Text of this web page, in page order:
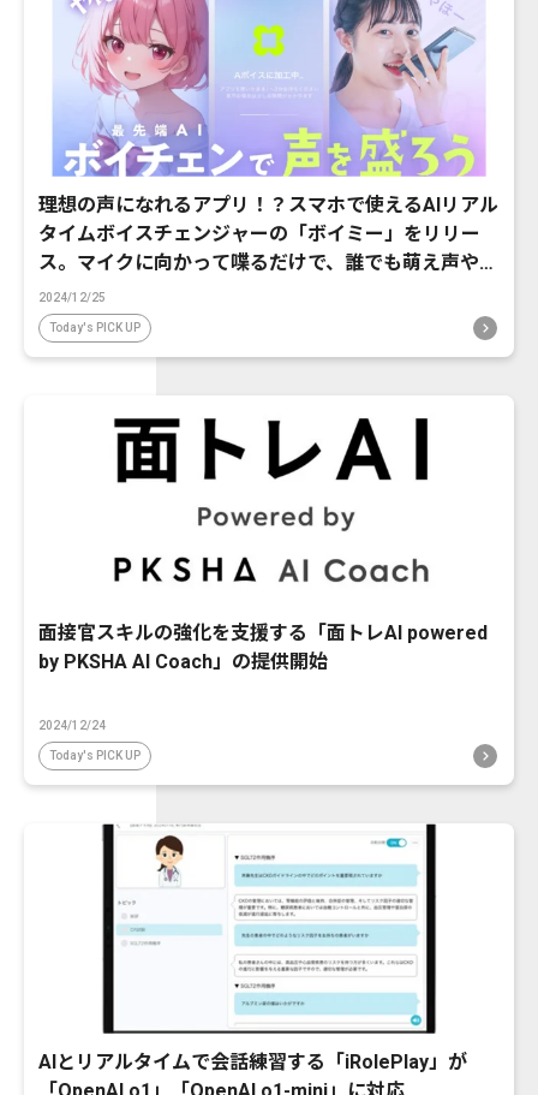
理想の声になれるアプリ！？スマホで使えるAIリアル
タイムボイスチェンジャーの「ボイミー」をリリー
ス。マイクに向かって喋るだけで、誰でも萌え声やイ
ケボ風に音声変換が可能に。
2024/12/25
Today's PICK UP
面接官スキルの強化を支援する「面トレAI powered
by PKSHA AI Coach」の提供開始
2024/12/24
Today's PICK UP
AIとリアルタイムで会話練習する「iRolePlay」が